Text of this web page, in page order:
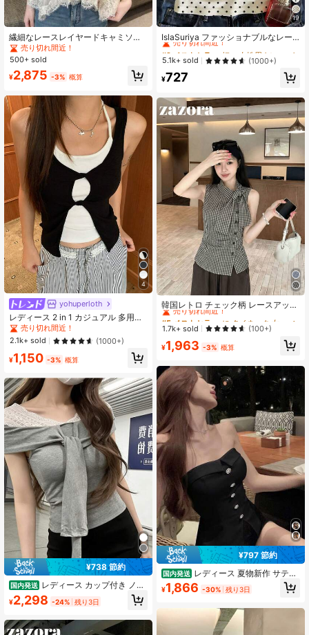
繊細なレースレイヤードキャミソー
ルトップ、アシンメトリーデザイ
ン、サマーカジュアル
売り切れ間近！
500+ sold
¥2,875 -3% 概算
4
yohuperloth
レディース 2 in 1 カジュアル 多用途
デイリーウェア タンクトップ 夏用
売り切れ間近！
2.1k+ sold
(1000+)
¥1,150 -3% 概算
¥738 節約
国内発送 レディース カップ付き ノー
スリーブ トップス レース フロント
リボン オフショル風 キャミソール
見え 美シルエット 骨格ウェーブ き
¥2,298 -24% 残り3日
19
IslaSuriya ファッショナブルなレー
ストリム ドットプリント カジュアル
キャミソール
#2 ベストセラー
短い 女性用タンクトップ&キャミス
売り切れ間近！
#2 ベストセラー
売り切れ間近！
#2 ベストセラー
売り切れ間近！
#2 ベストセラー
短い 女性用タンクトップ&キャミス
売り切れ間近！
5.1k+ sold (1000+)
¥727
韓国レトロ チェック柄 レースアップ
ウエスト シャツ、スリムフィット ノ
ースリーブ ブラウス、夏トップス ブ
ラック
#5 ベストセラー
に タイネック 女性用トップス、ブラウス、Tシャツ
売り切れ間近！
#5 ベストセラー
売り切れ間近！
#5 ベストセラー
売り切れ間近！
#5 ベストセラー
に タイネック 女性用トップス、ブラウス、Tシャツ
売り切れ間近！
1.7k+ sold (100+)
¥1,963 -3% 概算
¥797 節約
国内発送 レディース 夏物新作 サテン
調 チューブトップ コルセットデザイ
ン 飾りボタン 前スリット フィット
くびれ強調 華奢見え スタイルアップ
上品 エレガント 謝恩会 女子会 夜遊
¥1,866 -30% 残り3日